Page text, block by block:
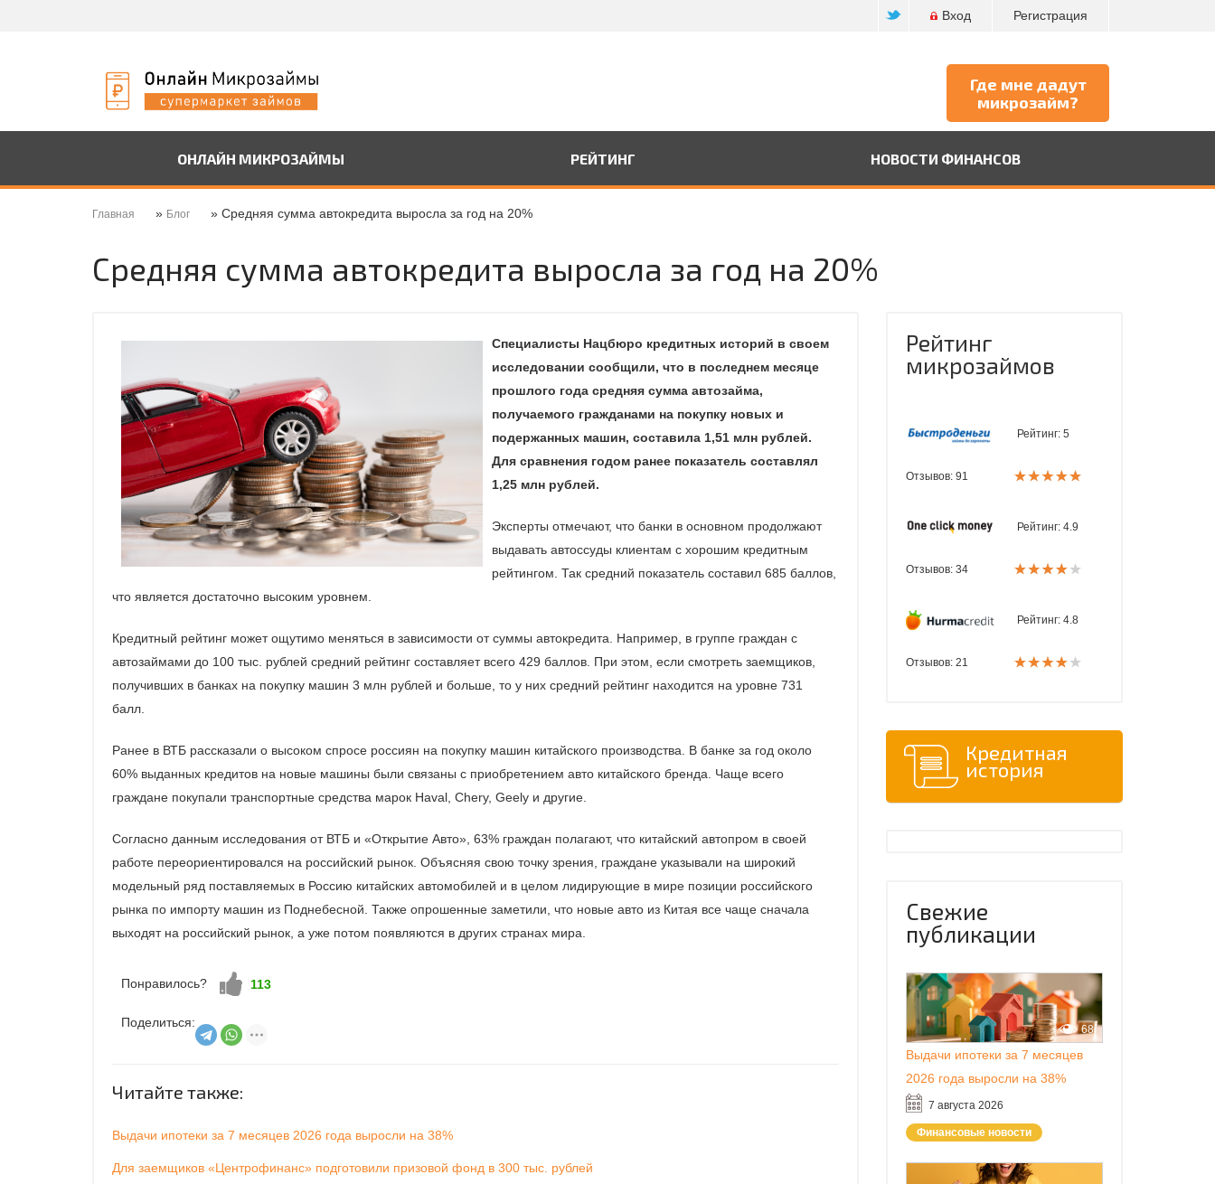
Регистрация
Вход
Где мне дадут
микрозайм?
ОНЛАЙН МИКРОЗАЙМЫ РЕЙТИНГ НОВОСТИ ФИНАНСОВ
Главная » Блог » Средняя сумма автокредита выросла за год на 20%
Средняя сумма автокредита выросла за год на 20%
Специалисты Нацбюро кредитных историй в своем
исследовании сообщили, что в последнем месяце
прошлого года средняя сумма автозайма,
получаемого гражданами на покупку новых и
подержанных машин, составила 1,51 млн рублей.
Для сравнения годом ранее показатель составлял
1,25 млн рублей.
Эксперты отмечают, что банки в основном продолжают
выдавать автоссуды клиентам с хорошим кредитным
рейтингом. Так средний показатель составил 685 баллов,
что является достаточно высоким уровнем.
Кредитный рейтинг может ощутимо меняться в зависимости от суммы автокредита. Например, в группе граждан с
автозаймами до 100 тыс. рублей средний рейтинг составляет всего 429 баллов. При этом, если смотреть заемщиков,
получивших в банках на покупку машин 3 млн рублей и больше, то у них средний рейтинг находится на уровне 731
балл.
Ранее в ВТБ рассказали о высоком спросе россиян на покупку машин китайского производства. В банке за год около
60% выданных кредитов на новые машины были связаны с приобретением авто китайского бренда. Чаще всего
граждане покупали транспортные средства марок Haval, Chery, Geely и другие.
Согласно данным исследования от ВТБ и «Открытие Авто», 63% граждан полагают, что китайский автопром в своей
работе переориентировался на российский рынок. Объясняя свою точку зрения, граждане указывали на широкий
модельный ряд поставляемых в Россию китайских автомобилей и в целом лидирующие в мире позиции российского
рынка по импорту машин из Поднебесной. Также опрошенные заметили, что новые авто из Китая все чаще сначала
выходят на российский рынок, а уже потом появляются в других странах мира.
Понравилось? Нравится!
113
Поделиться:
Читайте также:
Выдачи ипотеки за 7 месяцев 2026 года выросли на 38%
Для заемщиков «Центрофинанс» подготовили призовой фонд в 300 тыс. рублей
Рейтинг
микрозаймов
Рейтинг: 5
Отзывов: 91
Рейтинг: 4.9
Отзывов: 34
Рейтинг: 4.8
Отзывов: 21
Кредитная
история
Свежие
публикации
Выдачи ипотеки за 7 месяцев
2026 года выросли на 38%
7 августа 2026
68
Финансовые новости